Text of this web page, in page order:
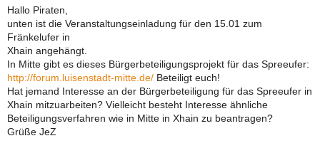
Hallo Piraten,
unten ist die Veranstaltungseinladung für den 15.01 zum
Fränkelufer in
Xhain angehängt.
In Mitte gibt es dieses Bürgerbeteiligungsprojekt für das Spreeufer:
http://forum.luisenstadt-mitte.de/ Beteiligt euch!
Hat jemand Interesse an der Bürgerbeteiligung für das Spreeufer in
Xhain mitzuarbeiten? Vielleicht besteht Interesse ähnliche
Beteiligungsverfahren wie in Mitte in Xhain zu beantragen?
Grüße JeZ